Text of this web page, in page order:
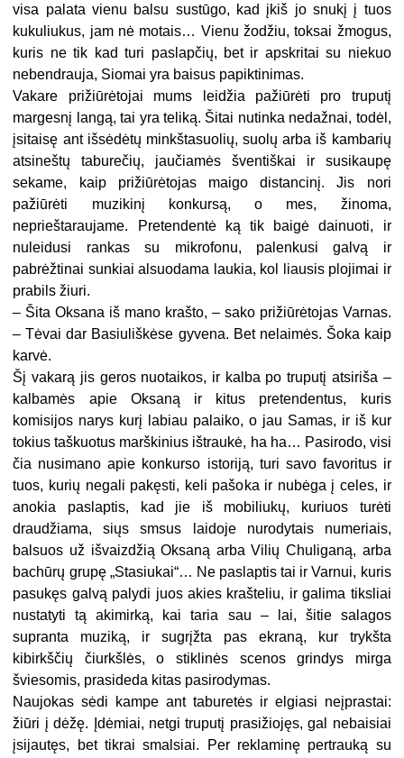
visa palata vienu balsu sustūgo, kad įkiš jo snukį į tuos
kukuliukus, jam nė motais… Vienu žodžiu, toksai žmogus,
kuris ne tik kad turi paslapčių, bet ir apskritai su niekuo
nebendrauja, Siomai yra baisus papiktinimas.
Vakare prižiūrėtojai mums leidžia pažiūrėti pro truputį
margesnį langą, tai yra teliką. Šitai nutinka nedažnai, todėl,
įsitaisę ant išsėdėtų minkštasuolių, suolų arba iš kambarių
atsineštų taburečių, jaučiamės šventiškai ir susikaupę
sekame, kaip prižiūrėtojas maigo distancinį. Jis nori
pažiūrėti muzikinį konkursą, o mes, žinoma,
neprieštaraujame. Pretendentė ką tik baigė dainuoti, ir
nuleidusi rankas su mikrofonu, palenkusi galvą ir
pabrėžtinai sunkiai alsuodama laukia, kol liausis plojimai ir
prabils žiuri.
– Šita Oksana iš mano krašto, – sako prižiūrėtojas Varnas.
– Tėvai dar Basiuliškėse gyvena. Bet nelaimės. Šoka kaip
karvė.
Šį vakarą jis geros nuotaikos, ir kalba po truputį atsiriša –
kalbamės apie Oksaną ir kitus pretendentus, kuris
komisijos narys kurį labiau palaiko, o jau Samas, ir iš kur
tokius taškuotus marškinius ištraukė, ha ha… Pasirodo, visi
čia nusimano apie konkurso istoriją, turi savo favoritus ir
tuos, kurių negali pakęsti, keli pašoka ir nubėga į celes, ir
anokia paslaptis, kad jie iš mobiliukų, kuriuos turėti
draudžiama, siųs smsus laidoje nurodytais numeriais,
balsuos už išvaizdžią Oksaną arba Vilių Chuliganą, arba
bachūrų grupę „Stasiukai“… Ne paslaptis tai ir Varnui, kuris
pasukęs galvą palydi juos akies krašteliu, ir galima tiksliai
nustatyti tą akimirką, kai taria sau – lai, šitie salagos
supranta muziką, ir sugrįžta pas ekraną, kur trykšta
kibirkščių čiurkšlės, o stiklinės scenos grindys mirga
šviesomis, prasideda kitas pasirodymas.
Naujokas sėdi kampe ant taburetės ir elgiasi neįprastai:
žiūri į dėžę. Įdėmiai, netgi truputį prasižiojęs, gal nebaisiai
įsijautęs, bet tikrai smalsiai. Per reklaminę pertrauką su